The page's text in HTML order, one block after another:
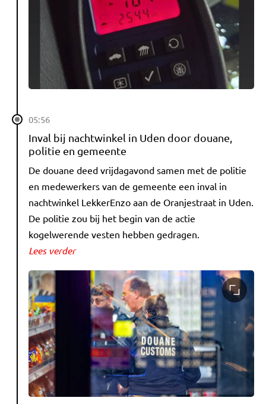
05:56
Inval bij nachtwinkel in Uden door douane,
politie en gemeente
De douane deed vrijdagavond samen met de politie
en medewerkers van de gemeente een inval in
nachtwinkel LekkerEnzo aan de Oranjestraat in Uden.
De politie zou bij het begin van de actie
kogelwerende vesten hebben gedragen.
Lees verder